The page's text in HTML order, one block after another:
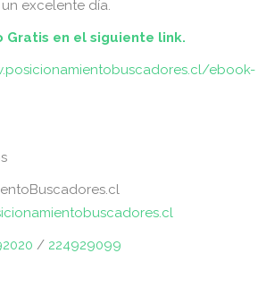
excelente día.
Gratis en el siguiente link.
ebook-
/ 224929099